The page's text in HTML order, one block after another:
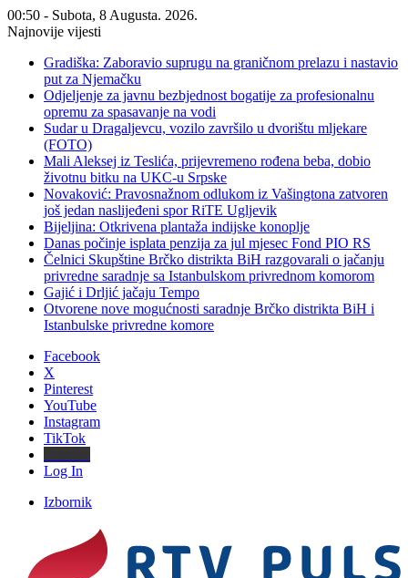
00:50 - Subota, 8 Augusta. 2026.
Najnovije vijesti
Gradiška: Zaboravio suprugu na graničnom prelazu i nastavio
put za Njemačku
Odjeljenje za javnu bezbjednost bogatije za profesionalnu
opremu za spasavanje na vodi
Sudar u Dragaljevcu, vozilo završilo u dvorištu mljekare
(FOTO)
Mali Aleksej iz Teslića, prijevremeno rođena beba, dobio
životnu bitku na UKC-u Srpske
Novaković: Pravosnažnom odlukom iz Vašingtona zatvoren
još jedan naslijeđeni spor RiTE Ugljevik
Bijeljina: Otkrivena plantaža indijske konoplje
Danas počinje isplata penzija za jul mjesec Fond PIO RS
Čelnici Skupštine Brčko distrikta BiH razgovarali o jačanju
privredne saradnje sa Istanbulskom privrednom komorom
Gajić i Drljić jačaju Tempo
Otvorene nove mogućnosti saradnje Brčko distrikta BiH i
Istanbulske privredne komore
Facebook
X
Pinterest
YouTube
Instagram
TikTok
Log In
Izbornik